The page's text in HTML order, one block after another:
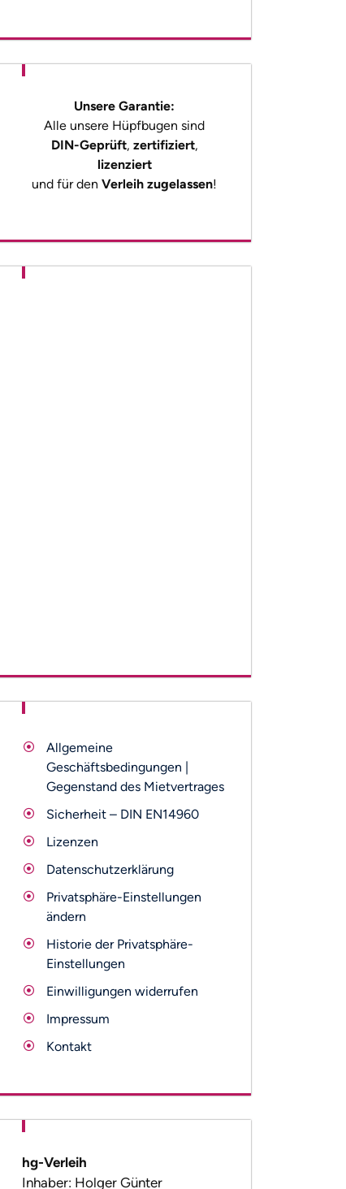
Unsere Garantie:
Alle unsere Hüpfbugen sind
DIN-Geprüft, zertifiziert,
lizenziert
und für den Verleih zugelassen!
Allgemeine
Geschäftsbedingungen |
Gegenstand des Mietvertrages
Sicherheit – DIN EN14960
Lizenzen
Datenschutzerklärung
Privatsphäre-Einstellungen
ändern
Historie der Privatsphäre-
Einstellungen
Einwilligungen widerrufen
Impressum
Kontakt
hg-Verleih
Inhaber: Holger Günter